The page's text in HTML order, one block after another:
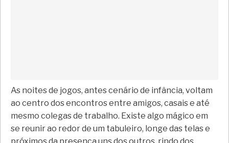
As noites de jogos, antes cenário de infância, voltam
ao centro dos encontros entre amigos, casais e até
mesmo colegas de trabalho. Existe algo mágico em
se reunir ao redor de um tabuleiro, longe das telas e